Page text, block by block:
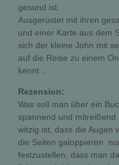
gesund ist.
Ausgerüstet mit ihren
und einer Karte aus dem
sich der kleine John mit
auf die Reise zu einem
kennt ..
Rezension:
Was soll man über ein
spannend und mitreißend
witzig ist, dass die Augen
die Seiten galoppieren 
festzustellen, dass man